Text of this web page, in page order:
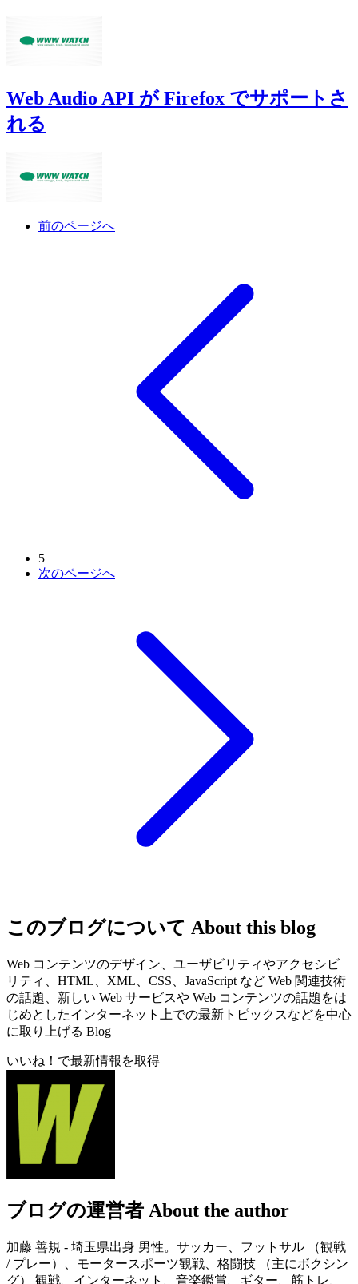
Web Audio API が Firefox でサポートさ
れる
前のページへ
5
次のページへ
このブログについて About this blog
Web コンテンツのデザイン、ユーザビリティやアクセシビ
リティ、HTML、XML、CSS、JavaScript など Web 関連技術
の話題、新しい Web サービスや Web コンテンツの話題をは
じめとしたインターネット上での最新トピックスなどを中心
に取り上げる Blog
いいね！で最新情報を取得
ブログの運営者 About the author
加藤 善規 - 埼玉県出身 男性。サッカー、フットサル （観戦
/ プレー）、モータースポーツ観戦、格闘技 （主にボクシン
グ） 観戦、インターネット、音楽鑑賞、ギター、筋トレ、